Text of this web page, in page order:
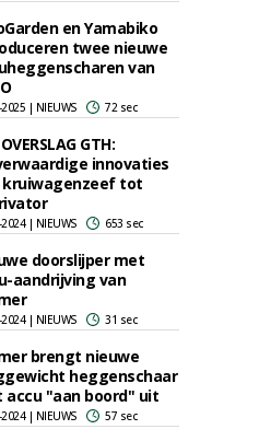
en Yamabiko
twee nieuwe
van
| NIEUWS 72 sec
GTH:
innovaties
kruiwagenzeef tot
2024 | NIEUWS 653 sec
doorslijper met
aandrijving van
| NIEUWS 31 sec
brengt nieuwe
heggenschaar
accu "aan boord" uit
| NIEUWS 57 sec